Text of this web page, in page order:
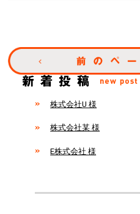
株式会社U 様
株式会社某 様
E株式会社 様